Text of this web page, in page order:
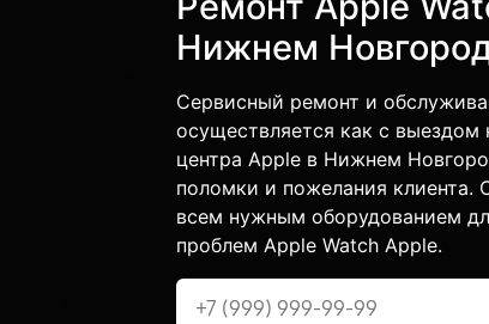
Нижнем
Сервисный ремонт и
осуществляется как с выездом
центра Apple в Нижнем
поломки и пожелания клиента.
всем нужным оборудованием
проблем Apple Watch Apple.